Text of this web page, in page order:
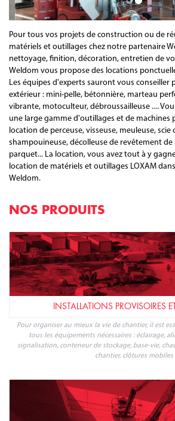
Pour tous vos projets de construction ou de
matériels et outillages chez notre partenaire
nettoyage, finition, décoration, entretien de
Weldom vous propose des locations
Les équipes d'experts sauront vous conseiller
extérieur : mini-pelle, bétonnière, marteau
vibrante, motoculteur, débroussailleuse ....
une large gamme d'outillages et de machines
location de perceuse, visseuse, meuleuse, scie
location de matériels et outillages LOXAM
NOS PRODUITS
INSTALLATIONS PROVISOIRES ET
tous les équipements nécessaires : éclairage,
signalisation, conteneur de stockage, base-vie,
chantier, clôtures mobiles